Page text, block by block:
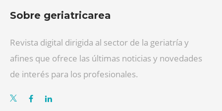
Sobre geriatricarea
Revista digital dirigida al sector de la geriatría y
afines que ofrece las últimas noticias y novedades
de interés para los profesionales.